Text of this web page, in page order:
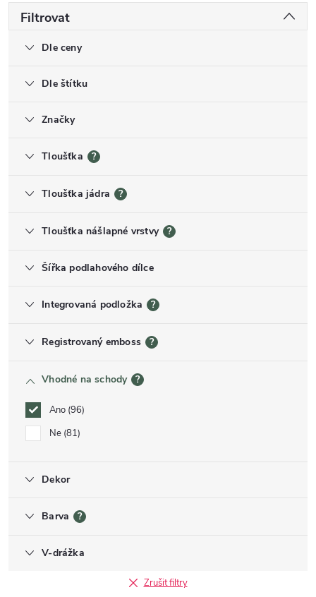
Filtrovat
Dle ceny
Dle štítku
Značky
Tloušťka ?
Tloušťka jádra ?
Tloušťka nášlapné vrstvy ?
Šířka podlahového dílce
Integrovaná podložka ?
Registrovaný emboss ?
Vhodné na schody ?
Ano 96
Ne 81
Dekor
Barva ?
V-drážka
Zrušit filtry